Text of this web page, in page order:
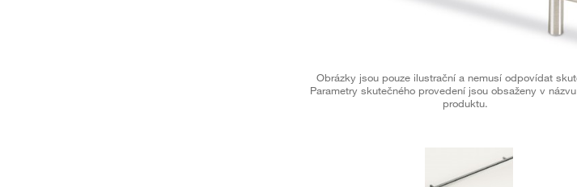
Obrázky jsou pouze ilustrační a nemusí odpovídat
Parametry skutečného provedení jsou obsaženy v
produktu.